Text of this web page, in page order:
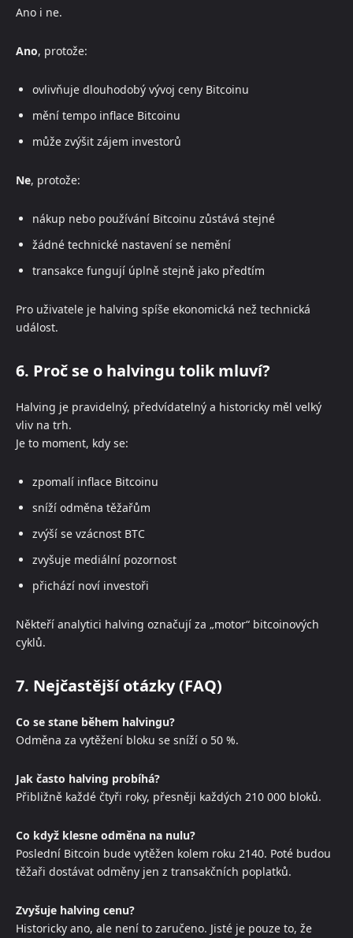
Ano i ne.
Ano, protože:
ovlivňuje dlouhodobý vývoj ceny Bitcoinu
mění tempo inflace Bitcoinu
může zvýšit zájem investorů
Ne, protože:
nákup nebo používání Bitcoinu zůstává stejné
žádné technické nastavení se nemění
transakce fungují úplně stejně jako předtím
Pro uživatele je halving spíše ekonomická než technická
událost.
6. Proč se o halvingu tolik mluví?
Halving je pravidelný, předvídatelný a historicky měl velký
vliv na trh.
Je to moment, kdy se:
zpomalí inflace Bitcoinu
sníží odměna těžařům
zvýší se vzácnost BTC
zvyšuje mediální pozornost
přichází noví investoři
Někteří analytici halving označují za „motor“ bitcoinových
cyklů.
7. Nejčastější otázky (FAQ)
Co se stane během halvingu?
Odměna za vytěžení bloku se sníží o 50 %.
Jak často halving probíhá?
Přibližně každé čtyři roky, přesněji každých 210 000 bloků.
Co když klesne odměna na nulu?
Poslední Bitcoin bude vytěžen kolem roku 2140. Poté budou
těžaři dostávat odměny jen z transakčních poplatků.
Zvyšuje halving cenu?
Historicky ano, ale není to zaručeno. Jisté je pouze to, že